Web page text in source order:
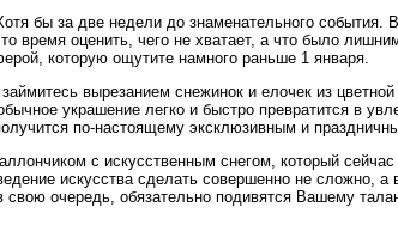
бы за две недели до знаменательного события.
время оценить, чего не хватает, а что было
которую ощутите намного раньше 1 января.
вырезанием снежинок и елочек из цветной
украшение легко и быстро превратится в
по-настоящему эксклюзивным и
с искусственным снегом, который
искусства сделать совершенно не сложно, а
очередь, обязательно подивятся Вашему